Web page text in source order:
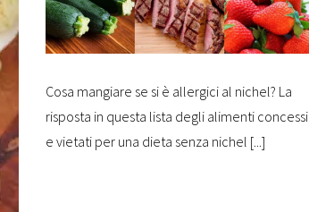
Cosa mangiare se si è allergici al nichel? La
risposta in questa lista degli alimenti concessi
e vietati per una dieta senza nichel [...]